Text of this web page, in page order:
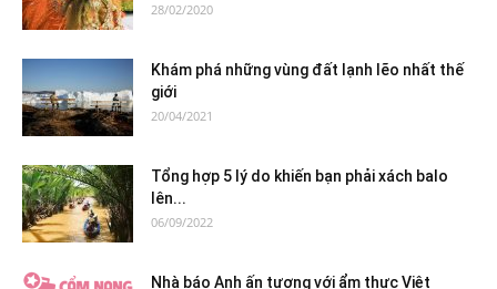
28/02/2020
Khám phá những vùng đất lạnh lẽo nhất thế
giới
20/04/2021
Tổng hợp 5 lý do khiến bạn phải xách balo
lên...
06/09/2022
Nhà báo Anh ấn tượng với ẩm thực Việt